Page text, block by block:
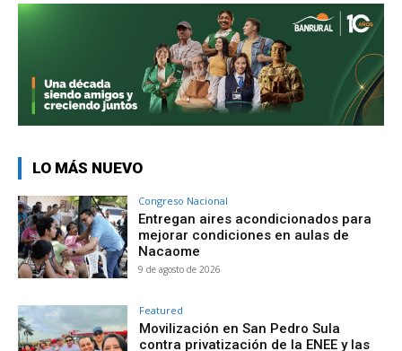
LO MÁS NUEVO
Congreso Nacional
Entregan aires acondicionados para
mejorar condiciones en aulas de
Nacaome
9 de agosto de 2026
Featured
Movilización en San Pedro Sula
contra privatización de la ENEE y las